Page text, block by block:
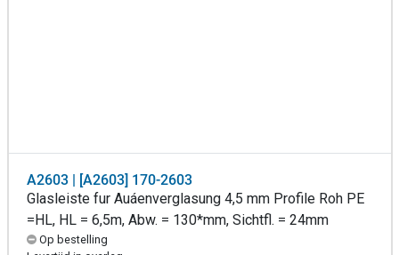
A2603 | [A2603] 170-2603
Glasleiste fur Auáenverglasung 4,5 mm Profile Roh PE
=HL, HL = 6,5m, Abw. = 130*mm, Sichtfl. = 24mm
Op bestelling